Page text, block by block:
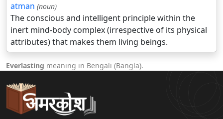
atman (noun)
The conscious and intelligent principle within the
inert mind-body complex (irrespective of its physical
attributes) that makes them living beings.
Everlasting meaning in Bengali (Bangla).